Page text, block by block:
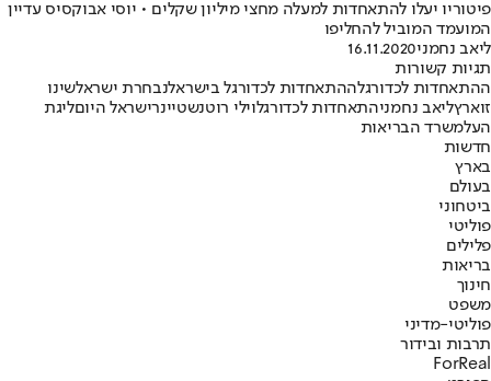
פיטוריו יעלו להתאחדות למעלה מחצי מיליון שקלים • יוסי אבוקסיס עדיין
המועמד המוביל להחליפו
ליאב נחמני16.11.2020
תגיות קשורות
ההתאחדות לכדורגלההתאחדות לכדורגל בישראלנבחרת ישראלשינו
זוארץליאב נחמניהתאחדות לכדורגלוילי רוטנשטיינרישראל היוםליגת
העלמשרד הבריאות
חדשות
בארץ
בעולם
ביטחוני
פוליטי
פלילים
בריאות
חינוך
משפט
פוליטי-מדיני
תרבות ובידור
ForReal